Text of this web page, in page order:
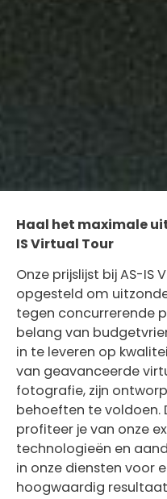
Haal het maximale
IS Virtual Tour
Onze prijslijst bij AS-IS
opgesteld om
tegen concurrerende
belang van
in te leveren op
van geavanceerde
fotografie, zijn
behoeften te voldoen.
profiteer je van onze
technologieën en
in onze diensten voor
hoogwaardig